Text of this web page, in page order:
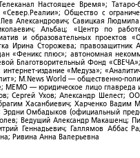
Настоящее Время»;
Общество с
Александрович; Савицкая
Альбац; «Центр по
и образовательных проектов
Ирина Сторожева; правозащитник
«Феникс плюс»; автономная
Благотворительный Фонд
издание «Медуза»;
M.News World — общественно-
МЕМО — юридическое лицо главреда
Сергей Ухов; Александр Шелест;
Хасанбиевич; Харченко Вадим
Омбадыков (официальный
Ведущий Александр Макашенц;
Геннадьевич; Галлямов Аббас
Ривина Анна Валерьевна